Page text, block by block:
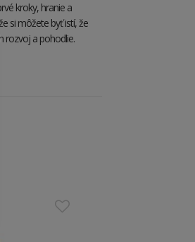
kroky, hranie a
si môžete byť istí, že
rozvoj a pohodlie.